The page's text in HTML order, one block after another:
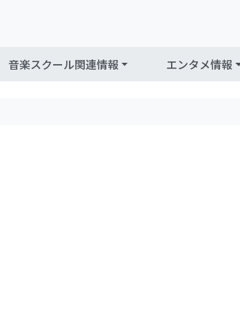
音楽スクール関連情報 エンタメ情報